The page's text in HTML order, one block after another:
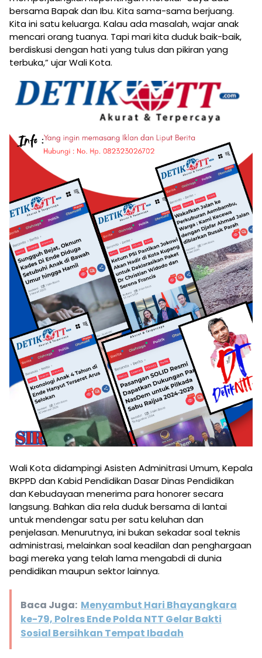
bersama Bapak dan Ibu. Kita sama-sama berjuang.
Kita ini satu keluarga. Kalau ada masalah, wajar anak
mencari orang tuanya. Tapi mari kita duduk baik-baik,
berdiskusi dengan hati yang tulus dan pikiran yang
terbuka,” ujar Wali Kota.
Wali Kota didampingi Asisten Adminitrasi Umum, Kepala
BKPPD dan Kabid Pendidikan Dasar Dinas Pendidikan
dan Kebudayaan menerima para honorer secara
langsung. Bahkan dia rela duduk bersama di lantai
untuk mendengar satu per satu keluhan dan
penjelasan. Menurutnya, ini bukan sekadar soal teknis
administrasi, melainkan soal keadilan dan penghargaan
bagi mereka yang telah lama mengabdi di dunia
pendidikan maupun sektor lainnya.
Baca Juga: Menyambut Hari Bhayangkara
ke-79, Polres Ende Polda NTT Gelar Bakti
Sosial Bersihkan Tempat Ibadah